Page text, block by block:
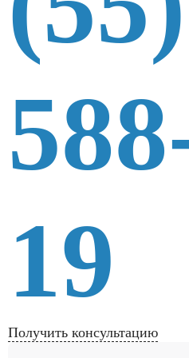
19
Получить консультацию